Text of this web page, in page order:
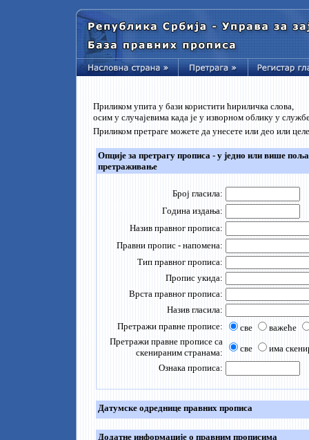
Приликом упита у бази користити ћириличка слова,
осим у случајевима када је у изворном облику у
Приликом претраге можете да унесете или део или
Опције за претрагу прописа - у једно или више
претраживање
Број гласила:
Година издања:
Назив правног прописа:
Правни пропис - напомена:
Тип правног прописа:
Пропис укида:
Врста правног прописа:
Назив гласила:
Претражи правне прописе:
све
важеће
Претражи правне прописе са
скенираним странама:
све
има
Ознака прописа:
Датумске одреднице правних прописа
Додатне информације о правним прописима